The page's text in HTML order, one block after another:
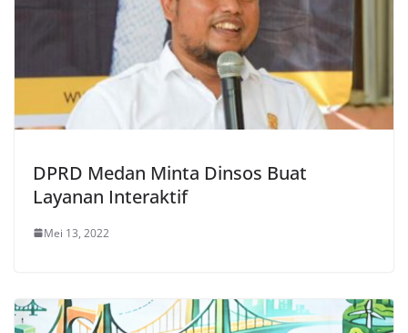
DPRD Medan Minta Dinsos Buat
Layanan Interaktif
Mei 13, 2022